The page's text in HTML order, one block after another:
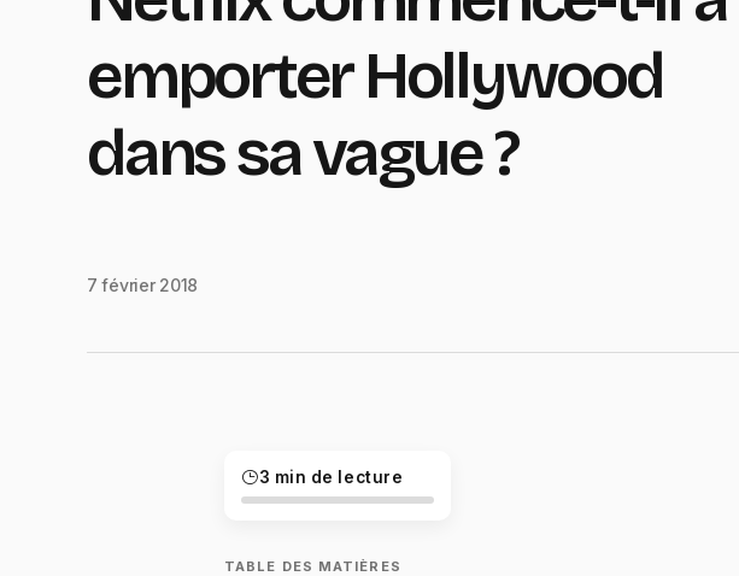
emporter Hollywood
dans sa vague ?
7 février 2018
3 min de lecture
TABLE DES MATIÈRES